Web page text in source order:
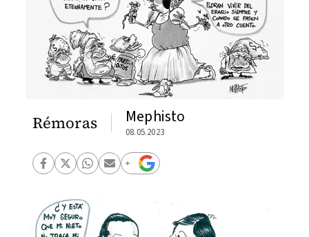
Rémoras Mephisto
08.05.2023